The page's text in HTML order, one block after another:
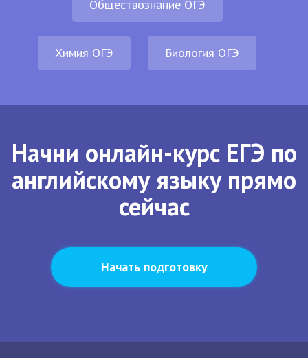
Обществознание ОГЭ
Химия ОГЭ Биология ОГЭ
Начни онлайн-курс ЕГЭ по
английскому языку прямо
сейчас
Начать подготовку